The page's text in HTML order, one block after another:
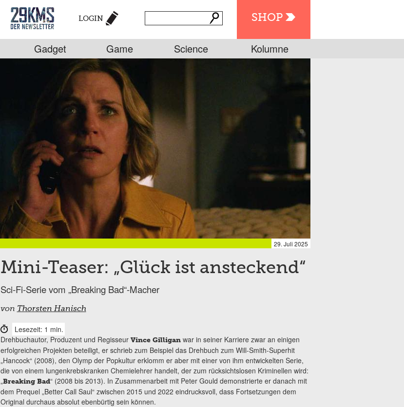
SHOP
LOGIN
Gadget Game Science Kolumne
29. Juli 2025
Mini-Teaser: „Glück ist ansteckend“
Sci-Fi-Serie vom „Breaking Bad“-Macher
von Thorsten Hanisch
Lesezeit: 1 min.
Drehbuchautor, Produzent und Regisseur Vince Gilliganwar in seiner Karriere zwar an einigen
erfolgreichen Projekten beteiligt, er schrieb zum Beispiel das Drehbuch zum Will-Smith-Superhit
„Hancock“ (2008), den Olymp der Popkultur erklomm er aber mit einer von ihm entwickelten Serie,
die von einem lungenkrebskranken Chemielehrer handelt, der zum rücksichtslosen Kriminellen wird:
„Breaking Bad“ (2008 bis 2013). In Zusammenarbeit mit Peter Gould demonstrierte er danach mit
dem Prequel „Better Call Saul“ zwischen 2015 und 2022 eindrucksvoll, dass Fortsetzungen dem
Original durchaus absolut ebenbürtig sein können.